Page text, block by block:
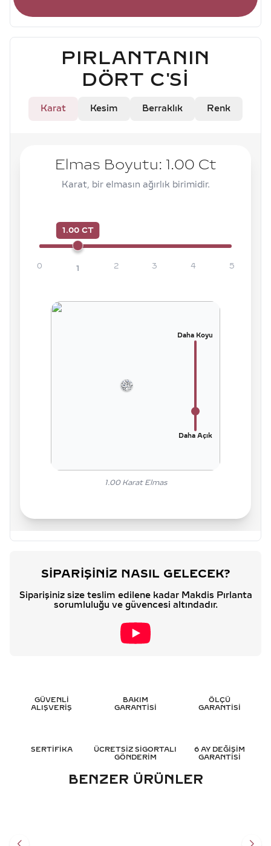
PIRLANTANIN
DÖRT C'SI
Karat Kesim Berraklık Renk
Elmas Boyutu: 1.00 Ct
Karat, bir elmasın ağırlık birimidir.
1.00 CT
0 1 2 3 4 5
Daha Koyu
Daha Açık
1.00Karat Elmas
SIPARIŞINIZ NASIL GELECEK?
Siparişiniz size teslim edilene kadar Makdis Pırlanta
sorumluluğu ve güvencesi altındadır.
GÜVENLİ
ALIŞVERİŞ
BAKIM
GARANTİSİ
ÖLÇÜ
GARANTİSİ
SERTİFİKA
ÜCRETSİZ SİGORTALI
GÖNDERİM
6 AY DEĞİŞİM
GARANTİSİ
BENZER ÜRÜNLER